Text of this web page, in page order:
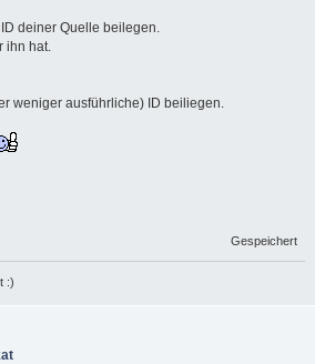
deiner Quelle beilegen.
ihn hat.
weniger ausführliche) ID beiliegen.
Gespeichert
:)